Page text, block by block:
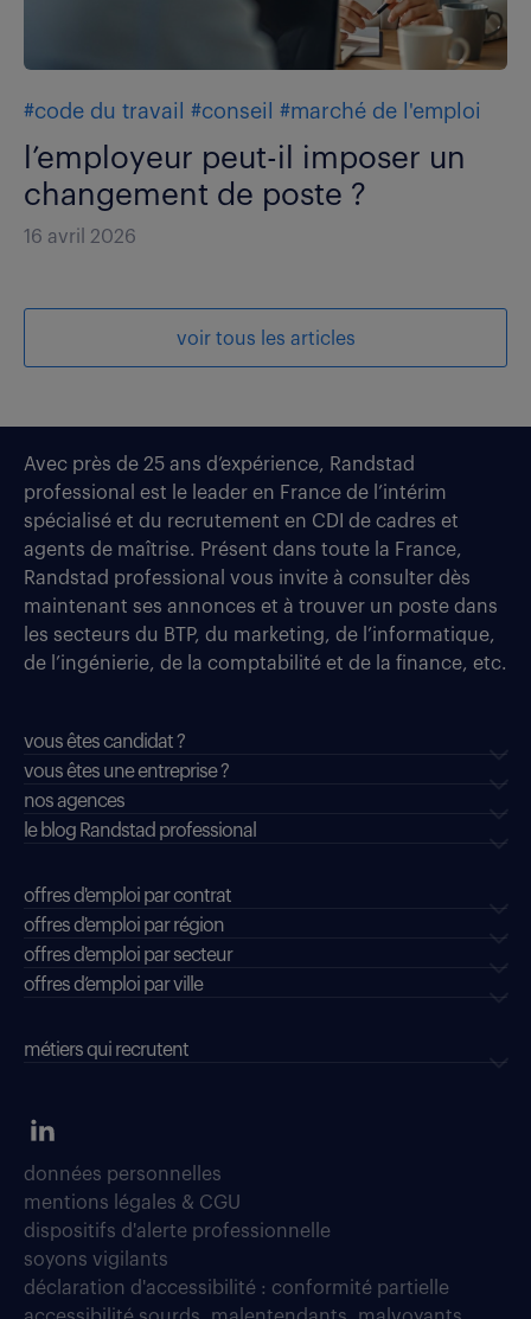
#code du travail #conseil #marché de l'emploi
l’employeur peut-il imposer un
changement de poste ?
16 avril 2026
voir tous les articles
Avec près de 25 ans d’expérience, Randstad
professional est le leader en France de l’intérim
spécialisé et du recrutement en CDI de cadres et
agents de maîtrise. Présent dans toute la France,
Randstad professional vous invite à consulter dès
maintenant ses annonces et à trouver un poste dans
les secteurs du BTP, du marketing, de l’informatique,
de l’ingénierie, de la comptabilité et de la finance, etc.
vous êtes candidat ?
vous êtes une entreprise ?
nos agences
le blog Randstad professional
offres d'emploi par contrat
offres d'emploi par région
offres d'emploi par secteur
offres d’emploi par ville
métiers qui recrutent
données personnelles
mentions légales & CGU
dispositifs d'alerte professionnelle
soyons vigilants
déclaration d'accessibilité : conformité partielle